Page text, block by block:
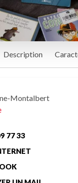
Description
Montalbert
77 33